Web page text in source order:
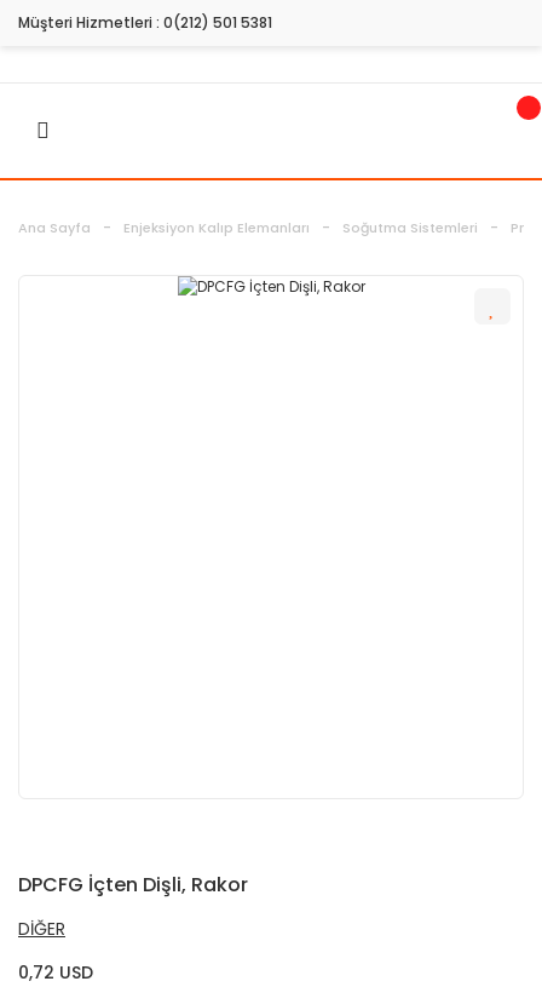
Müşteri Hizmetleri : 0(212) 501 5381
Ana Sayfa Enjeksiyon Kalıp Elemanları Soğutma Sistemleri
DPCFG İçten Dişli, Rakor
DİĞER
0,72 USD